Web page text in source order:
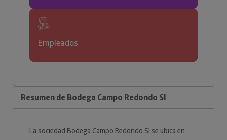
Empleados
Resumen de Bodega Campo Redondo Sl
La sociedad Bodega Campo Redondo Sl se ubica en